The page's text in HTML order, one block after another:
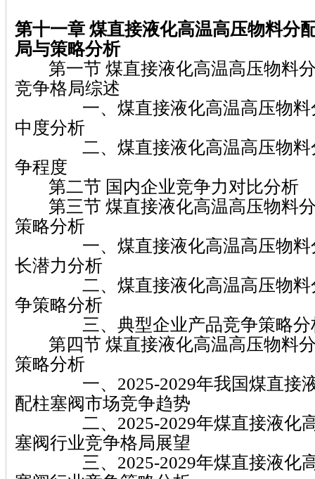
第十一章 煤直接液化高温高压物料分
局与策略分析
第一节 煤直接液化高温高压物料
竞争格局综述
一、煤直接液化高温高压物料
中度分析
二、煤直接液化高温高压物料
争程度
第二节 国内企业竞争力对比分析
第三节 煤直接液化高温高压物料
策略分析
一、煤直接液化高温高压物料
长潜力分析
二、煤直接液化高温高压物料
争策略分析
三、典型企业产品竞争策略分
第四节 煤直接液化高温高压物料
策略分析
一、2025-2029年我国煤直接液
配柱塞阀市场竞争趋势
二、2025-2029年煤直接液化高
塞阀行业竞争格局展望
三、2025-2029年煤直接液化高